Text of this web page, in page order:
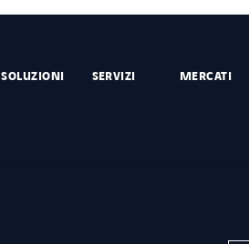
SOLUZIONI SERVIZI MERCATI